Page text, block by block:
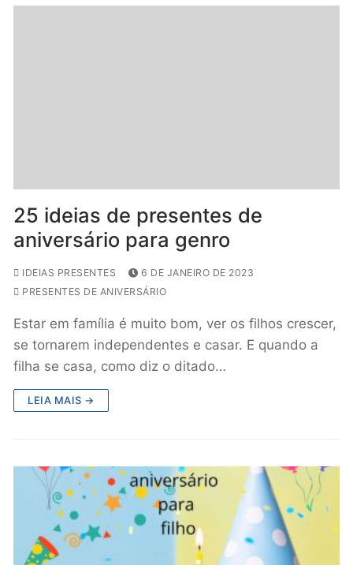
25 ideias de presentes de
aniversário para genro
IDEIAS PRESENTES
6 DE JANEIRO DE 2023
PRESENTES DE ANIVERSÁRIO
Estar em família é muito bom, ver os filhos crescer,
se tornarem independentes e casar. E quando a
filha se casa, como diz o ditado…
LEIA MAIS →